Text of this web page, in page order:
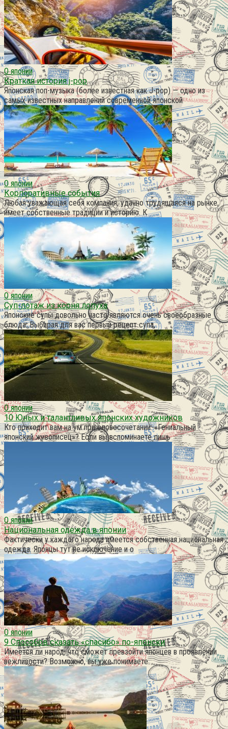
О японии
Краткая история j-pop
Японская поп-музыка (более известная как J-pop) — одно из
самых известных направлений современной японской
О японии
Корпоративные события
Любая уважающая себя компания, удачно трудящаяся на рынке,
имеет собственные традиции и историю. К
О японии
Суп-потаж из корня лопуха
Японские супы довольно часто являются очень своеобразные
блюда. Выбирая для вас первый рецепт супа,
О японии
10 Юных и талантливых японских художников
Кто приходит вам на ум при словосочетании: «Гениальный
японский живописец»? Если вы вспоминаете лишь
О японии
Национальная одежда в японии
Фактически у каждого народа имеется собственная национальная
одежда. Японцы тут не исключение и о
О японии
9 Способов сказать «спасибо» по-японски
Имеется ли народ, что сможет превзойти японцев в проявлении
вежливости? Возможно, вы уже понимаете